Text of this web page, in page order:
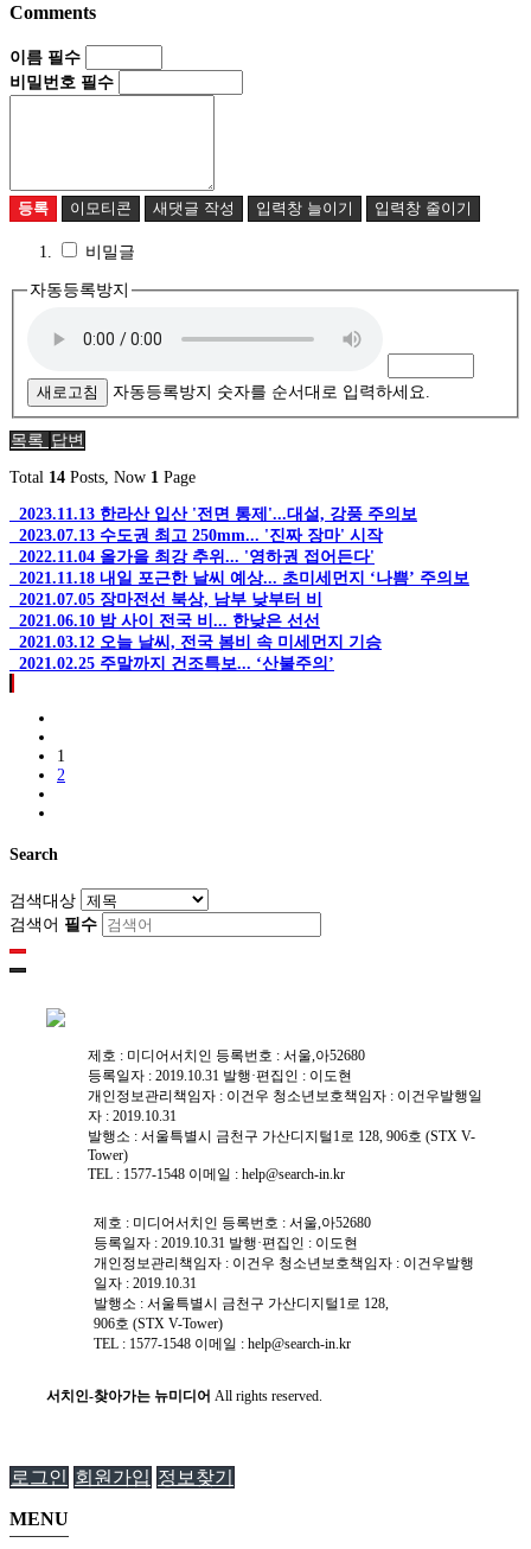
Comments
이름 필수
비밀번호 필수
등록 이모티콘 새댓글 작성 입력창 늘이기 입력창 줄이기
비밀글
자동등록방지
새로고침 자동등록방지 숫자를 순서대로 입력하세요.
목록 답변
Total 14 Posts, Now 1 Page
2023.11.13 한라산 입산 '전면 통제'...대설, 강풍 주의보
2023.07.13 수도권 최고 250mm... '진짜 장마' 시작
2022.11.04 올가을 최강 추위... '영하권 접어든다'
2021.11.18 내일 포근한 날씨 예상... 초미세먼지 ‘나쁨’ 주의보
2021.07.05 장마전선 북상, 남부 낮부터 비
2021.06.10 밤 사이 전국 비... 한낮은 선선
2021.03.12 오늘 날씨, 전국 봄비 속 미세먼지 기승
2021.02.25 주말까지 건조특보... ‘산불주의’
1
2
Search
검색대상
검색어 필수
제호 : 미디어서치인 등록번호 : 서울,아52680
등록일자 : 2019.10.31 발행·편집인 : 이도현
개인정보관리책임자 : 이건우 ㅤㅤㅤㅤㅤ청소년보호책임자 : 이건우ㅤㅤㅤㅤㅤ발행일
자 : 2019.10.31
발행소 : 서울특별시 금천구 가산디지털1로 128, 906호 (STX V-
Tower)
TEL : 1577-1548 이메일 : help@search-in.kr
제호 : 미디어서치인 등록번호 : 서울,아52680
등록일자 : 2019.10.31 발행·편집인 : 이도현
개인정보관리책임자 : 이건우 ㅤㅤㅤㅤㅤ청소년보호책임자 : 이건우ㅤㅤㅤㅤㅤ발행
일자 : 2019.10.31
발행소 : 서울특별시 금천구 가산디지털1로 128,
906호 (STX V-Tower)
TEL : 1577-1548 이메일 : help@search-in.kr
서치인-찾아가는 뉴미디어 All rights reserved.
로그인 회원가입 정보찾기
MENU